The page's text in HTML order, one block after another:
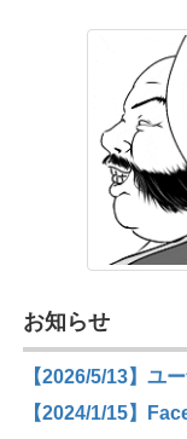
お知らせ
【2026/5/13】ユ
【2024/1/15】